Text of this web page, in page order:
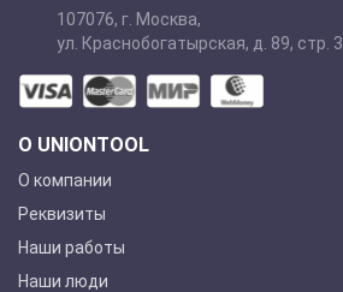
107076, г. Москва,
ул. Краснобогатырская, д. 89, стр. 3
О UNIONTOOL
О компании
Реквизиты
Наши работы
Наши люди